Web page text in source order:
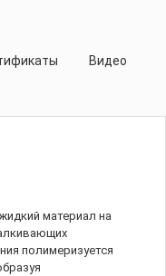
Видео
материал на
полимеризуется